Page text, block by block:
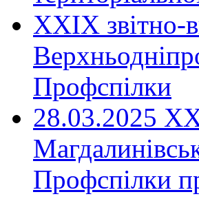
XXIX звітно-
Профспілки
28.03.2025
Профспілки